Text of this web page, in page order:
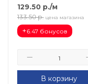
129.50 р./м
133.50 р. цена магазина
+6.47 бонусов
В корзину